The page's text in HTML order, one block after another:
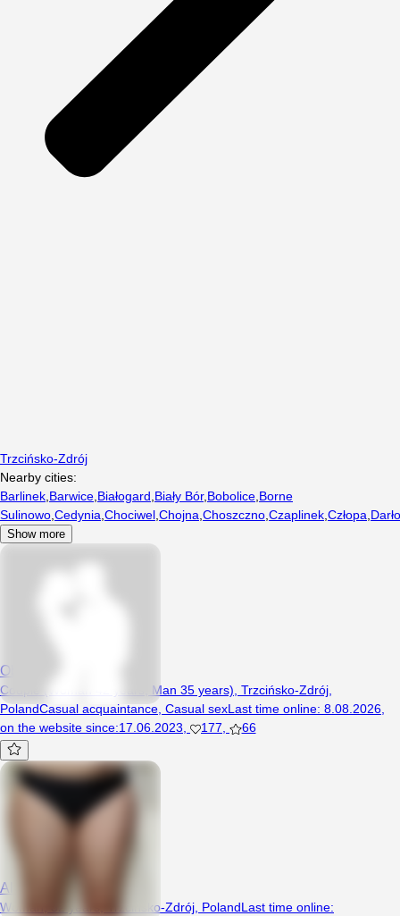
Trzcińsko-Zdrój
Nearby cities:
Barlinek Barwice Białogard Biały Bór, Bobolice Borne
Sulinowo Cedynia Chociwel Chojna Choszczno Czaplinek Człopa
Show more
Obserwatorzy2023
Couple (Woman 42 years, Man 35 years), Trzcińsko-Zdrój,
PolandCasual acquaintance Casual sexLast time online: 8.08.2026
on the website since:17.06.2023 177 66
Alexandra
Woman, 32 years, Trzcińsko-Zdrój, PolandLast time online: